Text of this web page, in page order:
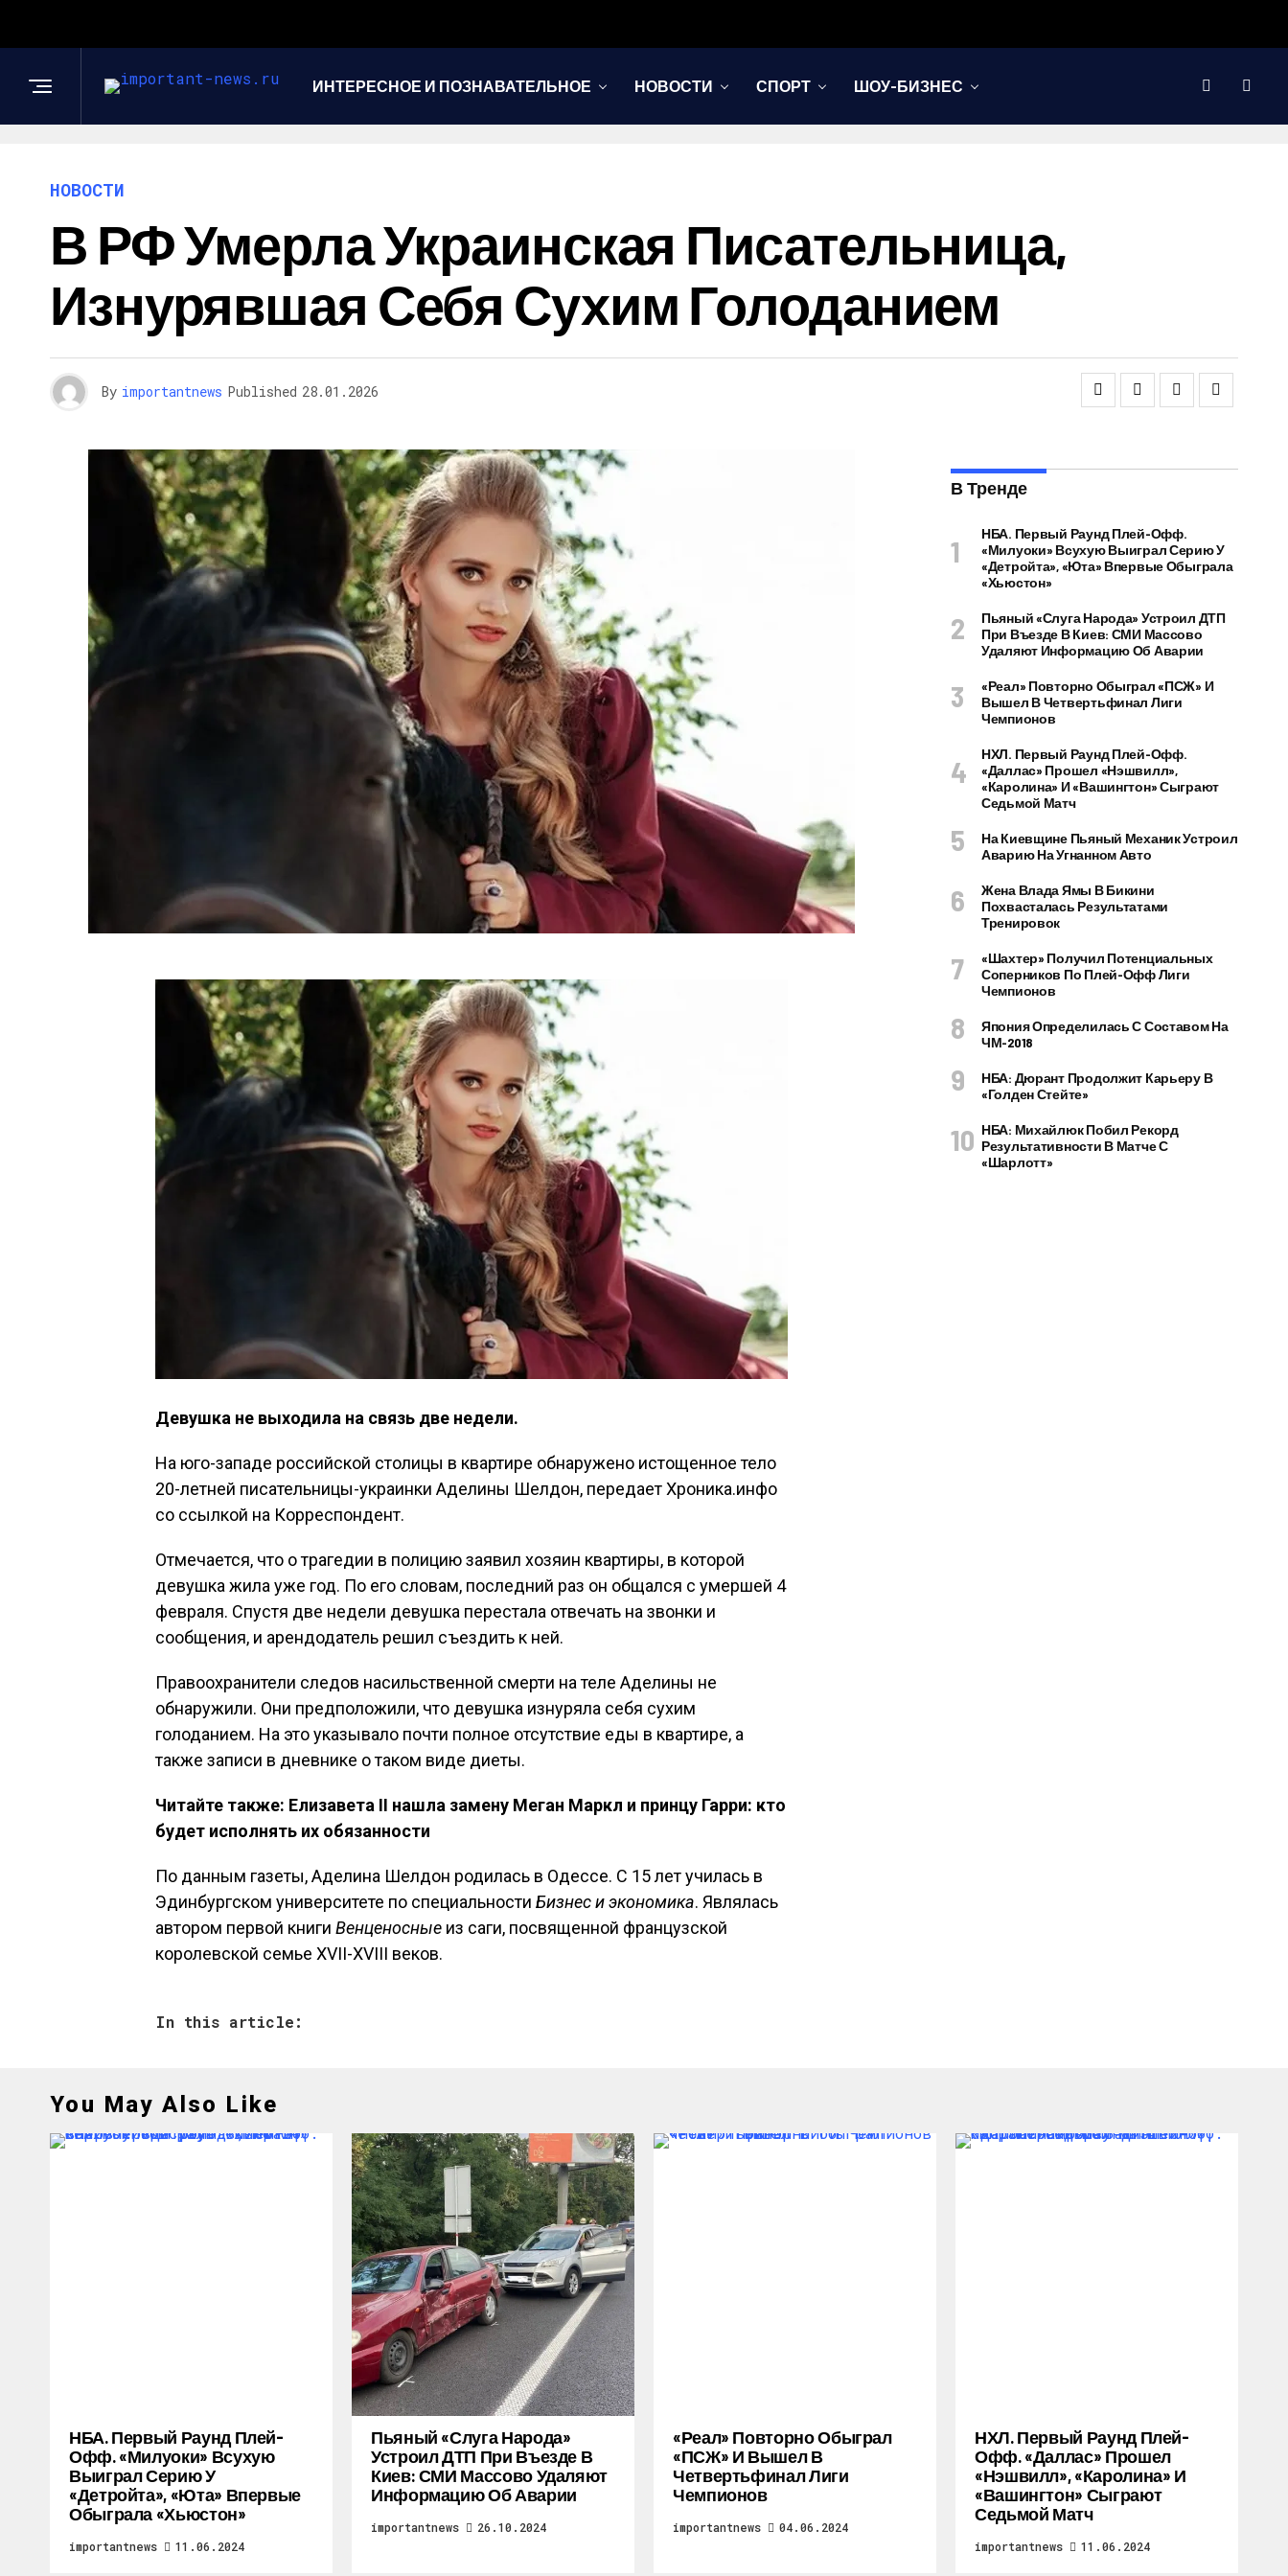
ИНТЕРЕСНОЕ И ПОЗНАВАТЕЛЬНОЕ НОВОСТИ СПОРТ ШОУ-БИЗНЕС
НОВОСТИ
В РФ Умерла Украинская Писательница,
Изнурявшая Себя Сухим Голоданием
By importantnews Published 28.01.2026
Девушка не выходила на связь две недели.
На юго-западе российской столицы в квартире обнаружено истощенное тело
20-летней писательницы-украинки Аделины Шелдон, передает Хроника.инфо
со ссылкой на Корреспондент.
Отмечается, что о трагедии в полицию заявил хозяин квартиры, в которой
девушка жила уже год. По его словам, последний раз он общался с умершей 4
февраля. Спустя две недели девушка перестала отвечать на звонки и
сообщения, и арендодатель решил съездить к ней.
Правоохранители следов насильственной смерти на теле Аделины не
обнаружили. Они предположили, что девушка изнуряла себя сухим
голоданием. На это указывало почти полное отсутствие еды в квартире, а
также записи в дневнике о таком виде диеты.
Читайте также: Елизавета II нашла замену Меган Маркл и принцу Гарри: кто
будет исполнять их обязанности
По данным газеты, Аделина Шелдон родилась в Одессе. С 15 лет училась в
Эдинбургском университете по специальности Бизнес и экономика. Являлась
автором первой книги Венценосные из саги, посвященной французской
королевской семье XVII-XVIII веков.
In this article:
В Тренде
НБА. Первый Раунд Плей-Офф.
«Милуоки» Всухую Выиграл Серию У
«Детройта», «Юта» Впервые Обыграла
«Хьюстон»
Пьяный «слуга Народа» Устроил ДТП
При Въезде В Киев: СМИ Массово
Удаляют Информацию Об Аварии
«Реал» Повторно Обыграл «ПСЖ» И
Вышел В Четвертьфинал Лиги
Чемпионов
НХЛ. Первый Раунд Плей-Офф.
«Даллас» Прошел «Нэшвилл»,
«Каролина» И «Вашингтон» Сыграют
Седьмой Матч
На Киевщине Пьяный Механик Устроил
Аварию На Угнанном Авто
Жена Влада Ямы В Бикини
Похвасталась Результатами
Тренировок
«Шахтер» Получил Потенциальных
Соперников По Плей-Офф Лиги
Чемпионов
Япония Определилась С Составом На
ЧМ-2018
НБА: Дюрант Продолжит Карьеру В
«Голден Стейте»
НБА: Михайлюк Побил Рекорд
Результативности В Матче С
«Шарлотт»
You May Also Like
НБА. Первый Раунд Плей-
Офф. «Милуоки» Всухую
Выиграл Серию У
«Детройта», «Юта» Впервые
Обыграла «Хьюстон»
importantnews 11.06.2024
Пьяный «слуга Народа»
Устроил ДТП При Въезде В
Киев: СМИ Массово Удаляют
Информацию Об Аварии
importantnews 26.10.2024
«Реал» Повторно Обыграл
«ПСЖ» И Вышел В
Четвертьфинал Лиги
Чемпионов
importantnews 04.06.2024
НХЛ. Первый Раунд Плей-
Офф. «Даллас» Прошел
«Нэшвилл», «Каролина» И
«Вашингтон» Сыграют
Седьмой Матч
importantnews 11.06.2024